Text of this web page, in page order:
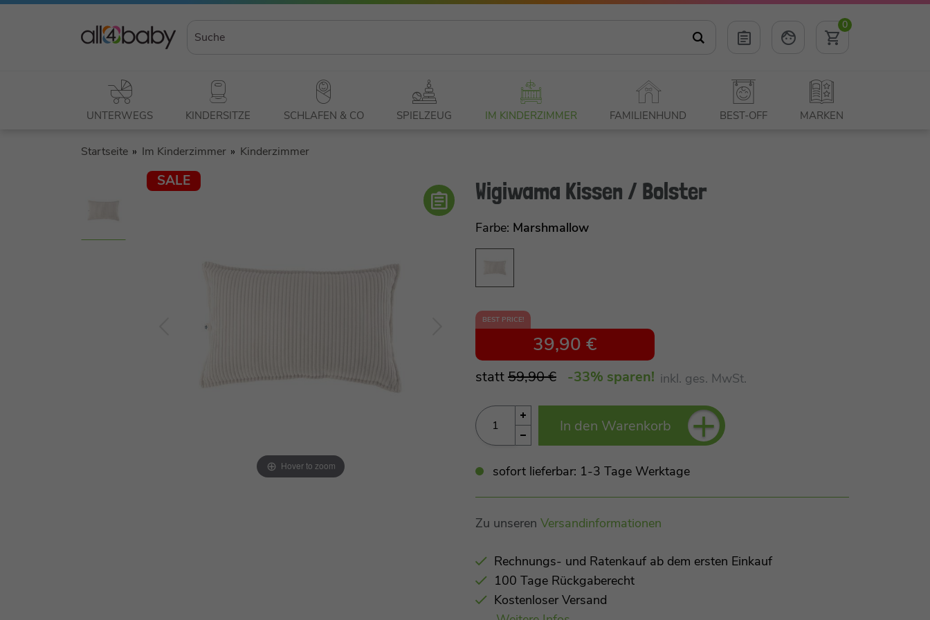
0
UNTERWEGS KINDERSITZE SCHLAFEN & CO SPIELZEUG IM KINDERZIMMER FAMILIENHUND BEST-OFF MARKEN
Startseite Im Kinderzimmer Kinderzimmer
Wigiwama Kissen / Bolster
SALE
Hover to zoom
Farbe: Marshmallow
BEST PRICE!
39,90 €
statt59,90 € -33% sparen! inkl. ges. MwSt.
In den Warenkorb +
sofort lieferbar: 1-3 Tage Werktage
Zu unseren Versandinformationen
Rechnungs- und Ratenkauf ab dem ersten Einkauf
100 Tage Rückgaberecht
Kostenloser Versand